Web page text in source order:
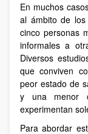
En muchos
al ámbito de
cinco personas
informales a
Diversos
que conviven
peor estado de
y una menor
experimentan
Para abordar